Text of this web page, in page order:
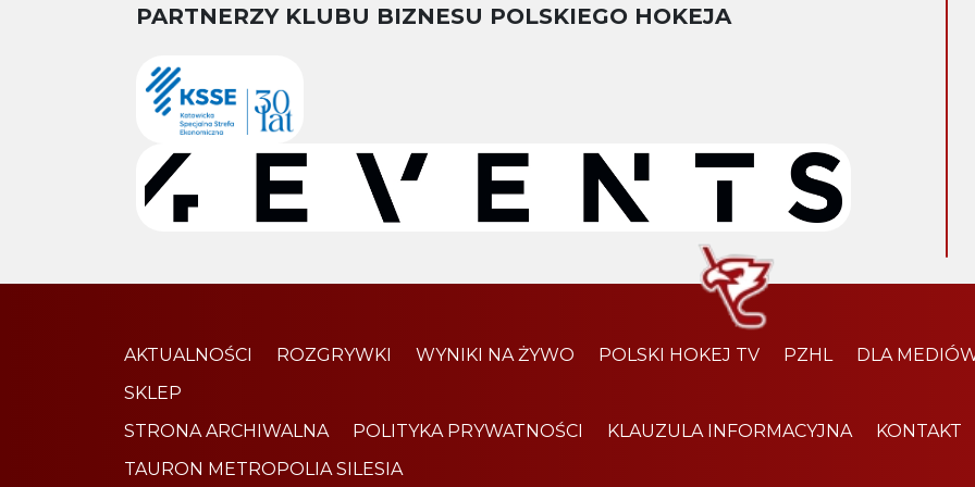
PARTNERZY KLUBU BIZNESU POLSKIEGO HOKEJA
AKTUALNOŚCI ROZGRYWKI WYNIKI NA ŻYWO POLSKI HOKEJ TV PZHL
DLA
SKLEP
STRONA ARCHIWALNA
POLITYKA PRYWATNOŚCI KLAUZULA INFORMACYJNA
KONTAKT
TAURON METROPOLIA SILESIA